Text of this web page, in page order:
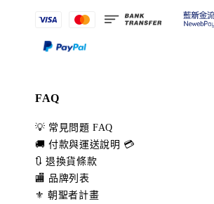
FAQ
💡 常見問題 FAQ
🚚 付款與運送說明 💳
🔃 退換貨條款
🏬 品牌列表
⚜️ 朝聖者計畫